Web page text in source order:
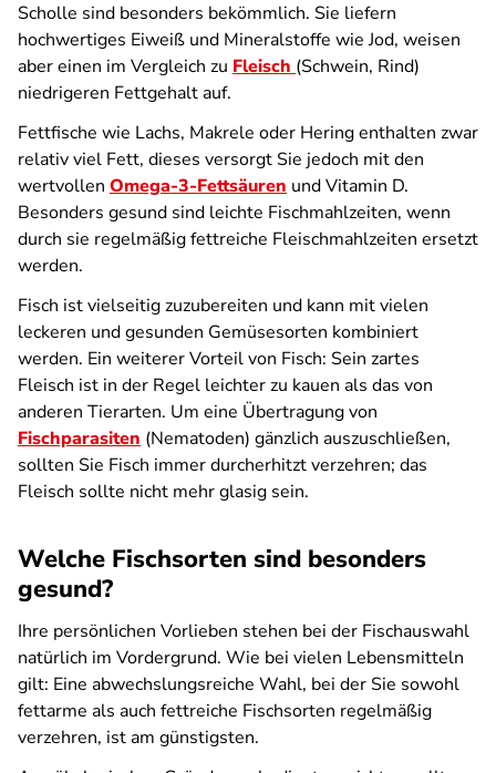
Scholle sind besonders bekömmlich. Sie liefern
hochwertiges Eiweiß und Mineralstoffe wie Jod, weisen
aber einen im Vergleich zu Fleisch (Schwein, Rind)
niedrigeren Fettgehalt auf.
Fettfische wie Lachs, Makrele oder Hering enthalten zwar
relativ viel Fett, dieses versorgt Sie jedoch mit den
wertvollen Omega-3-Fettsäuren und Vitamin D.
Besonders gesund sind leichte Fischmahlzeiten, wenn
durch sie regelmäßig fettreiche Fleischmahlzeiten ersetzt
werden.
Fisch ist vielseitig zuzubereiten und kann mit vielen
leckeren und gesunden Gemüsesorten kombiniert
werden. Ein weiterer Vorteil von Fisch: Sein zartes
Fleisch ist in der Regel leichter zu kauen als das von
anderen Tierarten. Um eine Übertragung von
Fischparasiten (Nematoden) gänzlich auszuschließen,
sollten Sie Fisch immer durcherhitzt verzehren; das
Fleisch sollte nicht mehr glasig sein.
Welche Fischsorten sind besonders
gesund?
Ihre persönlichen Vorlieben stehen bei der Fischauswahl
natürlich im Vordergrund. Wie bei vielen Lebensmitteln
gilt: Eine abwechslungsreiche Wahl, bei der Sie sowohl
fettarme als auch fettreiche Fischsorten regelmäßig
verzehren, ist am günstigsten.